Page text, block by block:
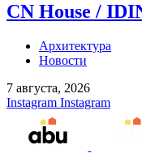
CN House /
Архитектура
Новости
7 августа, 2026
Instagram Instagram